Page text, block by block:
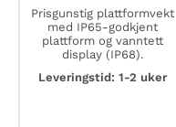
Prisgunstig plattformvekt
med IP65-godkjent
plattform og vanntett
display (IP68).
Leveringstid: 1-2 uker